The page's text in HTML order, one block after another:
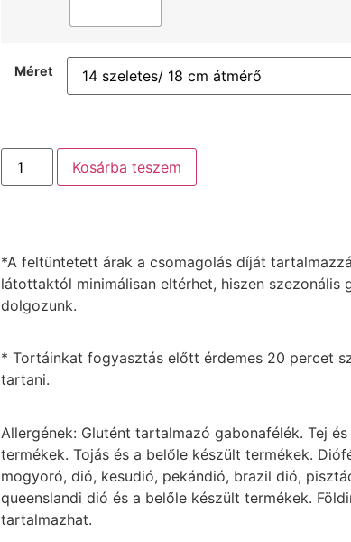
Méret
Kosárba teszem
*A feltüntetett árak a csomagolás díját
látottaktól minimálisan eltérhet, hiszen szezonális
dolgozunk.
* Tortáinkat fogyasztás előtt érdemes 20 percet
tartani.
Allergének: Glutént tartalmazó gabonafélék. Tej
termékek. Tojás és a belőle készült termékek.
mogyoró, dió, kesudió, pekándió, brazil dió,
queenslandi dió és a belőle készült termékek.
tartalmazhat.